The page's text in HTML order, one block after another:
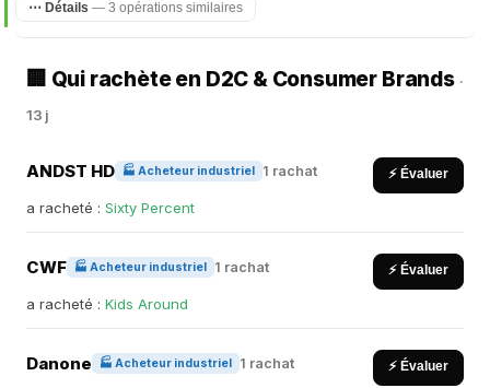
⋯ Détails — 3 opérations similaires
🏢 Qui rachète en D2C & Consumer Brands ·
13 j
ANDST HD 🏭 Acheteur industriel 1 rachat ⚡ Évaluer
a racheté : Sixty Percent
CWF 🏭 Acheteur industriel 1 rachat ⚡ Évaluer
a racheté : Kids Around
Danone 🏭 Acheteur industriel 1 rachat ⚡ Évaluer